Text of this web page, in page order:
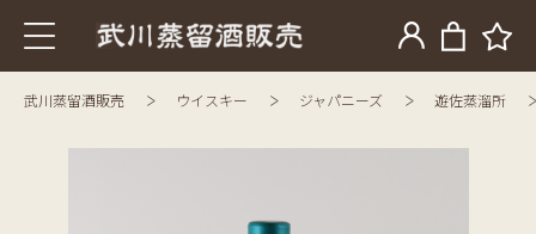
武川蒸留酒販売 ウイスキー ジャパニーズ 遊佐蒸溜所